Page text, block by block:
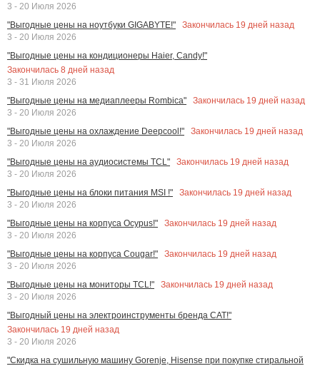
3 - 20 Июля 2026
"Выгодные цены на ноутбуки GIGABYTE!"
Закончилась 19 дней назад
3 - 20 Июля 2026
"Выгодные цены на кондиционеры Haier, Candy!"
Закончилась 8 дней назад
3 - 31 Июля 2026
"Выгодные цены на медиаплееры Rombica"
Закончилась 19 дней назад
3 - 20 Июля 2026
"Выгодные цены на охлаждение Deepcool!"
Закончилась 19 дней назад
3 - 20 Июля 2026
"Выгодные цены на аудиосистемы TCL"
Закончилась 19 дней назад
3 - 20 Июля 2026
"Выгодные цены на блоки питания MSI !"
Закончилась 19 дней назад
3 - 20 Июля 2026
"Выгодные цены на корпуса Ocypus!"
Закончилась 19 дней назад
3 - 20 Июля 2026
"Выгодные цены на корпуса Cougar!"
Закончилась 19 дней назад
3 - 20 Июля 2026
"Выгодные цены на мониторы TCL!"
Закончилась 19 дней назад
3 - 20 Июля 2026
"Выгодный цены на электроинструменты бренда CAT!"
Закончилась 19 дней назад
3 - 20 Июля 2026
"Скидка на сушильную машину Gorenje, Hisense при покупке стиральной